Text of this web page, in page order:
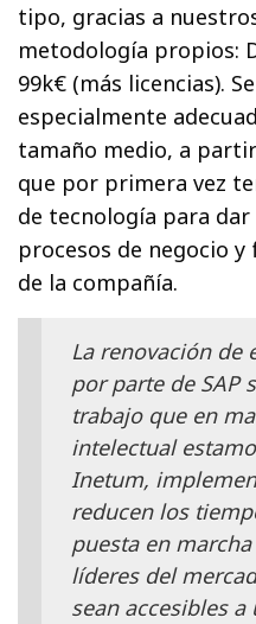
tipo, gracias a
metodología propios:
99k€ (más licencias).
especialmente
tamaño medio, a
que por primera vez
de tecnología para
procesos de negocio
de la compañía.
La renovación de
por parte de SAP
trabajo que en
intelectual
Inetum,
reducen los
puesta en
líderes del
sean accesibles